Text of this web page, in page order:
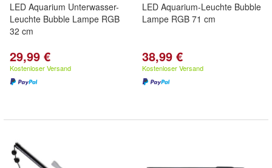
LED Aquarium Unterwasser-
Leuchte Bubble Lampe RGB
32 cm
29,99 €
Kostenloser Versand
LED Aquarium-Leuchte Bubble
Lampe RGB 71 cm
38,99 €
Kostenloser Versand